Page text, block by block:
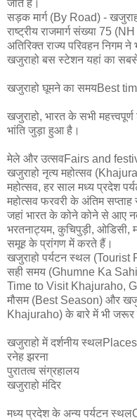
जाते हैं।
सड़क मार्ग (By Road) -
राष्ट्रीय राजमार्ग संख्या 75
अतिरिक्त राज्य परिवहन निगम
खजुराहो बस स्टेशन यहां का
खजुराहो घूमने का समयBest
खजुराहो, भारत के सभी
भांति जुड़ा हुआ है।
मेले और उत्सवFairs and
खजुराहो नृत्‍य महोत्‍सव
महोत्‍सव, हर साल मध्य प्रदेश
महोत्‍सव फरवरी के अंतिम
जहां भारत के कोने कोने से आए
भरतनाट्यम, कुचिपुड़ी, ओडिसी,
समूह के प्रांगण में करते हैं।
खजुराहो पर्यटन स्थल
सही समय (Ghumne Ka
Time to Visit Khajuraho,
मौसम (Best Season) और
Khajuraho) के बारे में भी जरूर
खजुराहो में दर्शनीय
रनेह झरना
पुरातत्व संग्रहालय
खजुराहो मंदिर
मध्य प्रदेश के अन्य पर्यटन